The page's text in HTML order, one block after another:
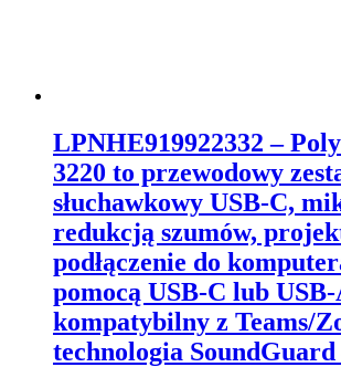
LPNHE919922332 –
3220 to przewodowy
słuchawkowy USB-C,
redukcją szumów,
podłączenie do
pomocą USB-C lub
kompatybilny z Teams/
technologia SoundGuard